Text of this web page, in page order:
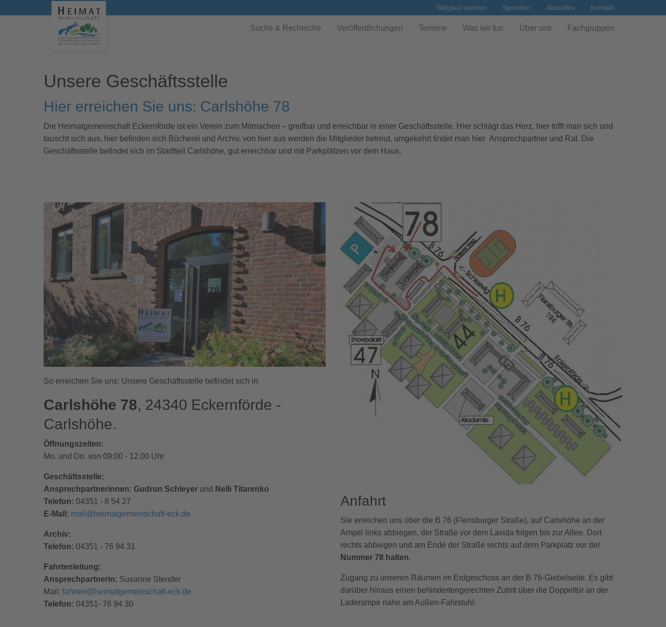
Mitglied werden Spenden Aktuelles Kontakt
Suche & Recherche Veröffentlichungen Termine Was wir tun Über uns Fachgruppen
Unsere Geschäftsstelle
Hier erreichen Sie uns: Carlshöhe 78
Die Heimatgemeinschaft Eckernförde ist ein Verein zum Mitmachen – greifbar und erreichbar in einer Geschäftsstelle. Hier schlägt das Herz, hier trifft man sich und
tauscht sich aus, hier befinden sich Bücherei und Archiv, von hier aus werden die Mitglieder betreut, umgekehrt findet man hier Ansprechpartner und Rat. Die
Geschäftsstelle befindet sich im Stadtteil Carlshöhe, gut erreichbar und mit Parkplätzen vor dem Haus.
So erreichen Sie uns: Unsere Geschäftsstelle befindet sich in
Carlshöhe 78, 24340 Eckernförde -
Carlshöhe.
Öffnungszeiten:
Mo. und Do. von 09:00 - 12.00 Uhr
Geschäftsstelle:
Ansprechpartnerinnen: Gudrun Schleyer und Nelli Titarenko
Telefon: 04351 - 8 54 27
E-Mail: mail@heimatgemeinschaft-eck.de
Archiv:
Telefon: 04351 - 76 94 31
Fahrtenleitung:
Ansprechpartnerin: Susanne Stender
Mail: fahrten@heimatgemeinschaft-eck.de
Telefon: 04351- 76 94 30
Anfahrt
Sie erreichen uns über die B 76 (Flensburger Straße), auf Carlshöhe an der
Ampel links abbiegen, der Straße vor dem Lavida folgen bis zur Allee. Dort
rechts abbiegen und am Ende der Straße rechts auf dem Parkplatz vor der
Nummer 78 halten.
Zugang zu unseren Räumen im Erdgeschoss an der B 76-Giebelseite. Es gibt
darüber hinaus einen behindertengerechten Zutritt über die Doppeltür an der
Laderampe nahe am Außen-Fahrstuhl.